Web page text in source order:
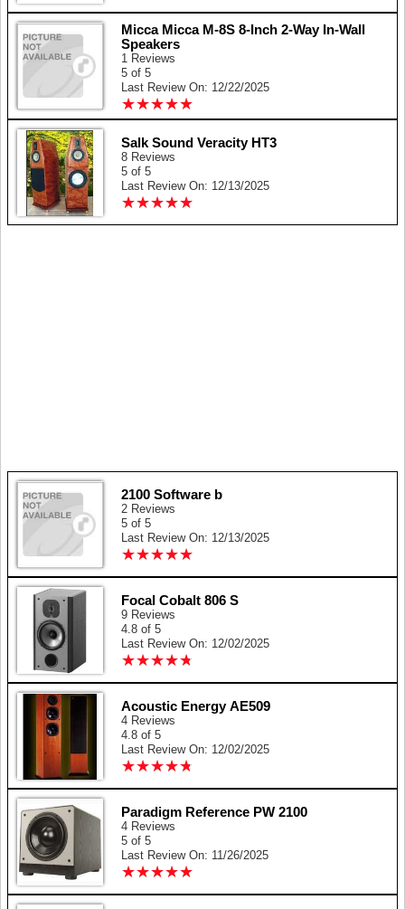
Micca Micca M-8S 8-Inch 2-Way In-Wall
Speakers
1 Reviews
5 of 5
Last Review On: 12/22/2025
★★★★★
★★★★★
Salk Sound Veracity HT3
8 Reviews
5 of 5
Last Review On: 12/13/2025
★★★★★
★★★★★
2100 Software b
2 Reviews
5 of 5
Last Review On: 12/13/2025
★★★★★
★★★★★
Focal Cobalt 806 S
9 Reviews
4.8 of 5
Last Review On: 12/02/2025
★★★★★
★★★★★
Acoustic Energy AE509
4 Reviews
4.8 of 5
Last Review On: 12/02/2025
★★★★★
★★★★★
Paradigm Reference PW 2100
4 Reviews
5 of 5
Last Review On: 11/26/2025
★★★★★
★★★★★